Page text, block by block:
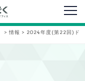
メニ
> 情報 > 2024年度(第22回)ド